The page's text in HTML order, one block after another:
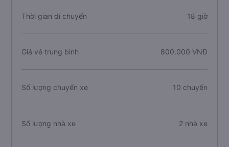
Thời gian di chuyển 18 giờ
Giá vé trung bình 800.000 VNĐ
Số lượng chuyến xe 10 chuyến
Số lượng nhà xe 2 nhà xe